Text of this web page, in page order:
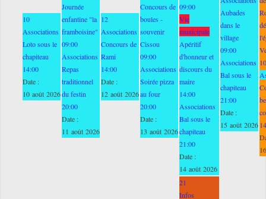
10
Associations
Loto sous le
chapiteau
14:00
Date :
10 août 2026
Journée
enfantine "la
framboisine"
09:00
Associations
Repas
traditionnel
du festin
20:00
Date :
11 août 2026
12
Associations
Concours de
Rami
14:00
Date :
12 août 2026
Concours de
boules -
souvenir
Cissou
09:00
Associations
Soirée pizza
au four
20:00
Date :
13 août 2026
09:00
Vie
municipale
Apéritif
d'honneur et
discours du
maire
14:00
Associations
Bal sous le
chapiteau
21:00
Date :
14 août 2026
Aubades
dans le
village
09:00
Associations
Bal sous le
chapiteau
21:00
Date :
15 août 2026
21
Infos